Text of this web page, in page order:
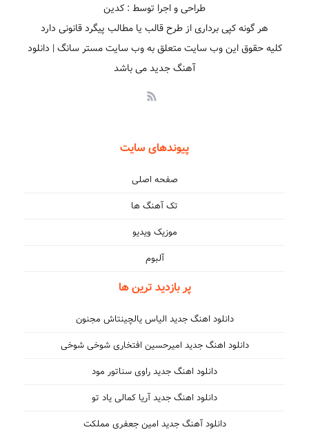
طراحی و اجرا توسط : کدین
هر گونه کپی برداری از طرح قالب یا مطالب پیگرد قانونی دارد
کلیه حقوق این وب سایت متعلق به وب سایت مستر سانگ | دانلود
آهنگ جدید می باشد
پیوندهای سایت
صفحه اصلی
تک آهنگ ها
موزیک ویدیو
آلبوم
پر بازدید ترین ها
دانلود اهنگ جدید الیاس یالچینتاش مجنون
دانلود اهنگ جدید امیرحسین افتخاری شوخی شوخی
دانلود اهنگ جدید راوی سناتور مود
دانلود اهنگ جدید آریا کمالی یاد تو
دانلود آهنگ جدید امین جعفری مملکت